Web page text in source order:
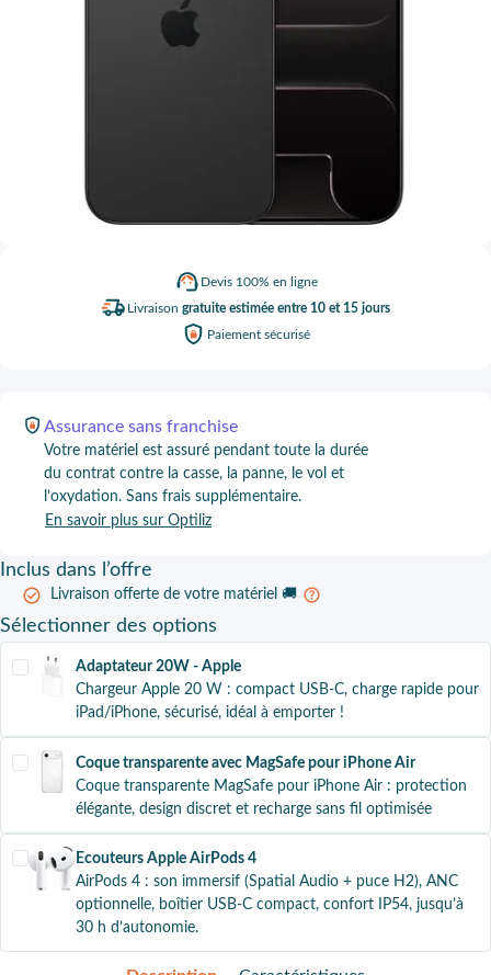
Devis 100% en ligne
Livraison gratuite estimée entre 10 et 15 jours
Paiement sécurisé
Assurance sans franchise
Votre matériel est assuré pendant toute la durée
du contrat contre la casse, la panne, le vol et
l’oxydation. Sans frais supplémentaire.
En savoir plus sur Optiliz
Inclus dans l’offre
Livraison offerte de votre matériel 🚚
Sélectionner des options
Adaptateur 20W - Apple
Chargeur Apple 20 W : compact USB-C, charge rapide pour
iPad/iPhone, sécurisé, idéal à emporter !
Coque transparente avec MagSafe pour iPhone Air
Coque transparente MagSafe pour iPhone Air : protection
élégante, design discret et recharge sans fil optimisée
Ecouteurs Apple AirPods 4
AirPods 4 : son immersif (Spatial Audio + puce H2), ANC
optionnelle, boîtier USB-C compact, confort IP54, jusqu’à
30 h d’autonomie.